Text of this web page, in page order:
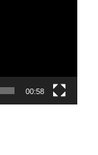
00:58